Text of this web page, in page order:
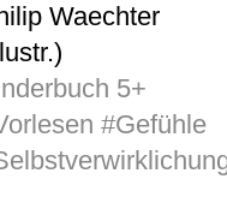
Waechter
5+
#Gefühle